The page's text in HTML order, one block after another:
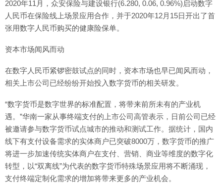
2020年11月，众安保险与建设银行(6.280, 0.06, 0.96%)启动数字
人民币在保险线上场景应用合作，并于2020年12月15日开出了首
张用数字人民币购买的健康险保单。
资本市场闻风而动
在数字人民币紧锣密鼓试点的同时，资本市场也早已闻风而动，
相关上市公司已经纷纷开始投入数字货币的相关研发。
“数字货币是数字世界的标准配置，将带来前所未有的产业机
遇。”华南一家从事终端支付的上市公司高管表示，日前公司已经
被邀请参与数字货币试点城市的推动和测试工作。据统计，国内
线下有支付设备需求的实体商户已突破8000万，数字货币的推广
将进一步加速传统实体商户在支付、营销、商业等维度的数字化
转型，以“双离线”为代表的数字货币特殊场景应用将不断涌现，
支付终端定制化需求的增加将带来更多的产业机会。